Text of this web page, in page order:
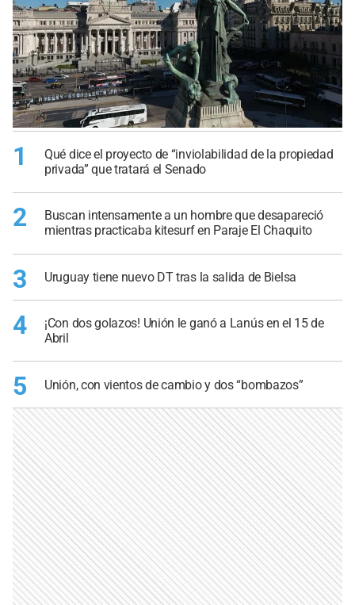
1
Qué dice el proyecto de “inviolabilidad de la propiedad
privada” que tratará el Senado
2
Buscan intensamente a un hombre que desapareció
mientras practicaba kitesurf en Paraje El Chaquito
3 Uruguay tiene nuevo DT tras la salida de Bielsa
4
¡Con dos golazos! Unión le ganó a Lanús en el 15 de
Abril
5 Unión, con vientos de cambio y dos “bombazos”